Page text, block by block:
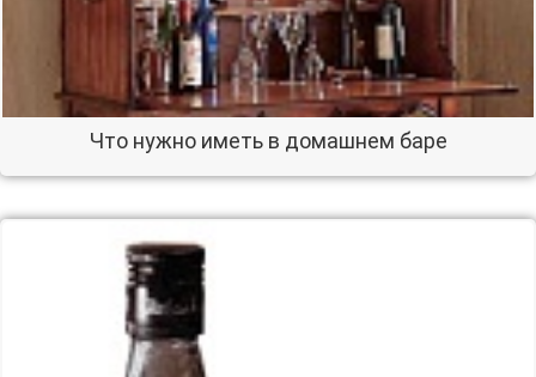
Что нужно иметь в домашнем баре